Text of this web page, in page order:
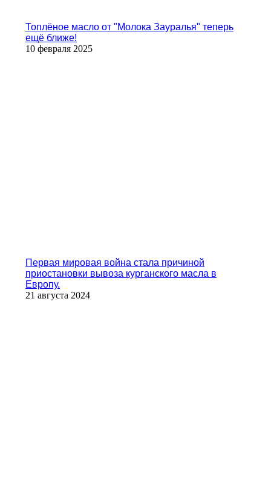
Топлёное масло от "Молока Зауралья" теперь
ещё ближе!
10 февраля 2025
Первая мировая война стала причиной
приостановки вывоза курганского масла в
Европу.
21 августа 2024